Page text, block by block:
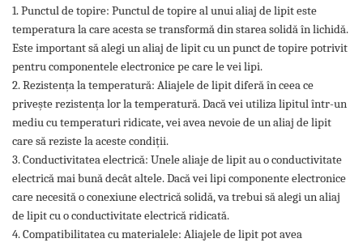
1. Punctul de topire: Punctul de topire al unui aliaj de lipit este
temperatura la care acesta se transformă din starea solidă în lichidă.
Este important să alegi un aliaj de lipit cu un punct de topire potrivit
pentru componentele electronice pe care le vei lipi.
2. Rezistența la temperatură: Aliajele de lipit diferă în ceea ce
privește rezistența lor la temperatură. Dacă vei utiliza lipitul într-un
mediu cu temperaturi ridicate, vei avea nevoie de un aliaj de lipit
care să reziste la aceste condiții.
3. Conductivitatea electrică: Unele aliaje de lipit au o conductivitate
electrică mai bună decât altele. Dacă vei lipi componente electronice
care necesită o conexiune electrică solidă, va trebui să alegi un aliaj
de lipit cu o conductivitate electrică ridicată.
4. Compatibilitatea cu materialele: Aliajele de lipit pot avea